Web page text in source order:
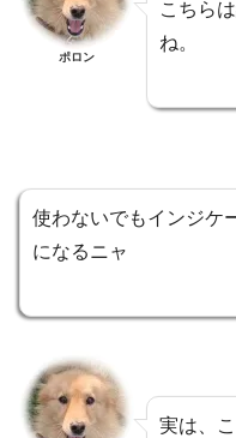
ポロン
こちら
ね。
使わないでもインジケ
になるニャ
実は、